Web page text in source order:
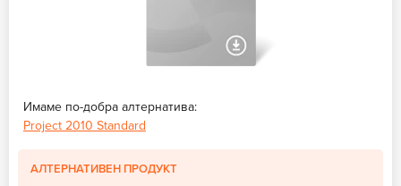
Имаме по-добра алтернатива:
Project 2010 Standard
АЛТЕРНАТИВЕН ПРОДУКТ